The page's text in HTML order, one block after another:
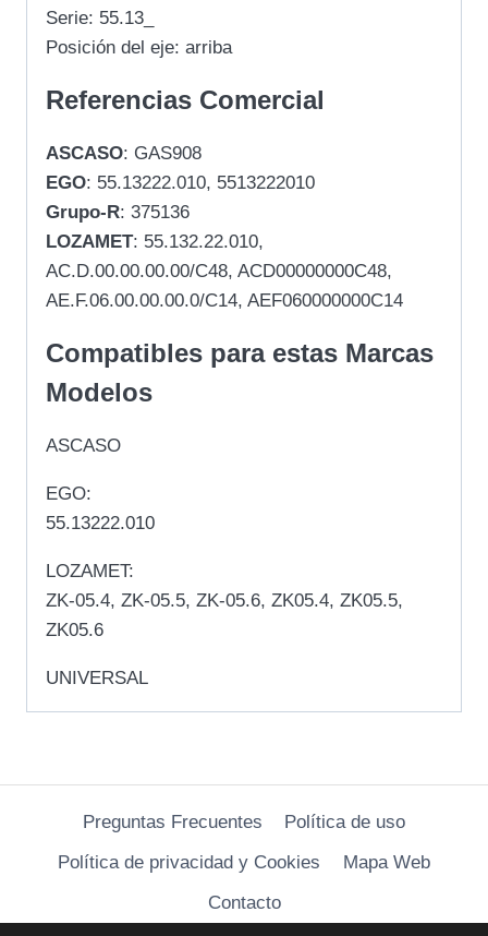
Serie: 55.13_
Posición del eje: arriba
Referencias Comercial
ASCASO: GAS908
EGO: 55.13222.010, 5513222010
Grupo-R: 375136
LOZAMET: 55.132.22.010,
AC.D.00.00.00.00/C48, ACD00000000C48,
AE.F.06.00.00.00.0/C14, AEF060000000C14
Compatibles para estas Marcas
Modelos
ASCASO
EGO:
55.13222.010
LOZAMET:
ZK-05.4, ZK-05.5, ZK-05.6, ZK05.4, ZK05.5,
ZK05.6
UNIVERSAL
Preguntas Frecuentes
Política de uso
Política de privacidad y Cookies
Mapa Web
Contacto